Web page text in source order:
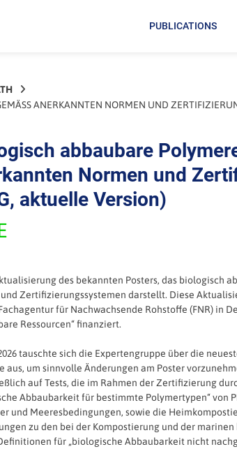
PUBLICATIONS
ANERKANNTEN NORMEN UND
abbaubare
Normen und
aktuelle Version)
des bekannten Posters, das biologisch
Zertifizierungssystemen darstellt. Diese
für Nachwachsende Rohstoffe (FNR) in
Ressourcen“ finanziert.
tauschte sich die Expertengruppe über die
aus, um sinnvolle Änderungen am Poster
auf Tests, die im Rahmen der Zertifizierung
Abbaubarkeit für bestimmte Polymertypen“ von
und Meeresbedingungen, sowie die
zu den bei der Kompostierung und der
für „biologische Abbaubarkeit nicht